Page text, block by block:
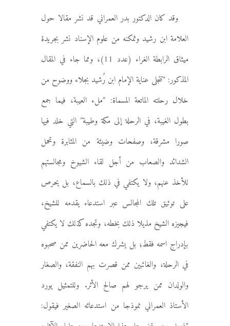
وقد كان الدكتور بدر العمراني قد نشر مقالا حول
العلامة ابن رشيد وتمكنه من علوم الإسناد نشر بجريدة
ميثاق الرابطة الغراء (عدد 11)، ومما جاء في المقال
المذكور: “تتجلى عناية الإمام ابن رُشيد بجلاء ووضوح من
خلال رحلته الماتعة المسماة: “ملء العيبة، فيما جمع
بطول الغيبة، في الرحلة إلى مكة وطيبة” التي خلد فيها
صورا مشرقة، وصفحات وضيئة من المثابرة وتحمل
الشدائد والصعاب من أجل لقاء الشيوخ ومجالستهم
للأخذ عنهم، ولا يكتفي في ذلك بالسماع، بل يحرص
على توثيق تلك المجالس عبر استدعاء يقدمه للشيخ،
فيجيزه الشيخ مذيلا ذلك بخطه، وتجده كذلك لا يكتفي
بإدراج اسمه فقط؛ بل يشرك معه الحاضرين ممن صحبوه
في الرحلة، والغائبين ممن قصرت بهم النفقة، والصغار
والولدان ممن يرجو لهم صالح الأثر. وللتمثيل يورد
الأستاذ العمراني نموذجا من استدعائه الصغير فيقول: